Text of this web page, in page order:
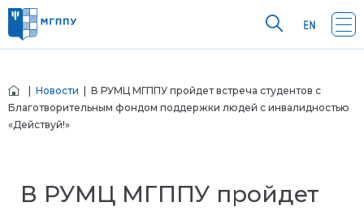
Новости | В РУМЦ МГППУ пройдет встреча студентов с
Благотворительным фондом поддержки людей с инвалидностью
«Действуй!»
В РУМЦ МГППУ пройдет